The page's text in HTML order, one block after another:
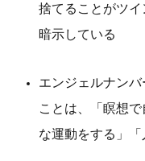
捨てることがツ
暗示している
エンジェルナン
ことは、「瞑想
な運動をする」「